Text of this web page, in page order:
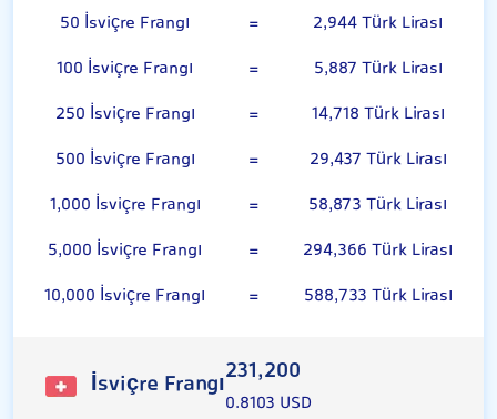
50 İsviçre Frangı
=
2,944 Türk Lirası
100 İsviçre Frangı
=
5,887 Türk Lirası
250 İsviçre Frangı
=
14,718 Türk Lirası
500 İsviçre Frangı
=
29,437 Türk Lirası
1,000 İsviçre Frangı
=
58,873 Türk Lirası
5,000 İsviçre Frangı
=
294,366 Türk Lirası
10,000 İsviçre Frangı
= 588,733 Türk Lirası
İsviçre Frangı231,200
0.8103 USD